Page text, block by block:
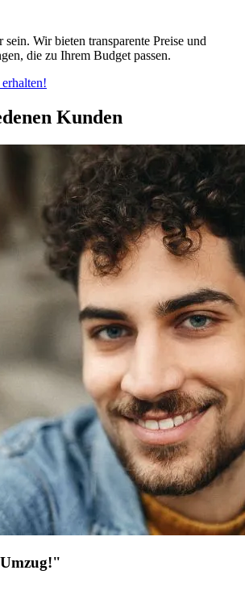
Wir bieten transparente Preise und
die zu Ihrem Budget passen.
Kunden